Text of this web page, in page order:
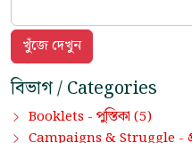
বিভাগ / Categories
Booklets - পুস্তিকা (5)
Campaigns & Struggle -